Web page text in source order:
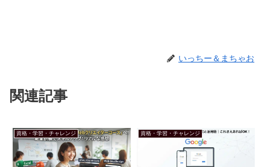
いっちー＆まちゃお
関連記事
資格・学習・チャレンジ 資格・学習・チャレンジ